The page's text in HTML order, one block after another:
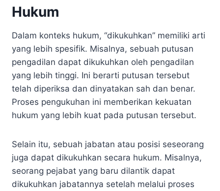
Hukum
Dalam konteks hukum, “dikukuhkan” memiliki arti
yang lebih spesifik. Misalnya, sebuah putusan
pengadilan dapat dikukuhkan oleh pengadilan
yang lebih tinggi. Ini berarti putusan tersebut
telah diperiksa dan dinyatakan sah dan benar.
Proses pengukuhan ini memberikan kekuatan
hukum yang lebih kuat pada putusan tersebut.
Selain itu, sebuah jabatan atau posisi seseorang
juga dapat dikukuhkan secara hukum. Misalnya,
seorang pejabat yang baru dilantik dapat
dikukuhkan jabatannya setelah melalui proses